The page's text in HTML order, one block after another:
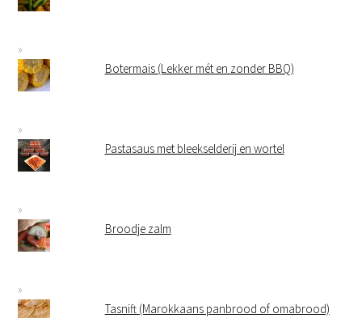
Botermais (Lekker mét en zonder BBQ)
Pastasaus met bleekselderij en wortel
Broodje zalm
Tasnift (Marokkaans panbrood of omabrood)